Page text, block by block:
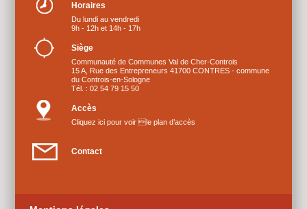
Horaires
Du lundi au vendredi
9h - 12h et 14h - 17h
Siège
Communauté de Communes Val de Cher-Controis
15 A, Rue des Entrepreneurs 41700 CONTRES - commune
du Controis-en-Sologne
Tél. : 02 54 79 15 50
Accès
Cliquez ici pour voir le plan d’accès
Contact